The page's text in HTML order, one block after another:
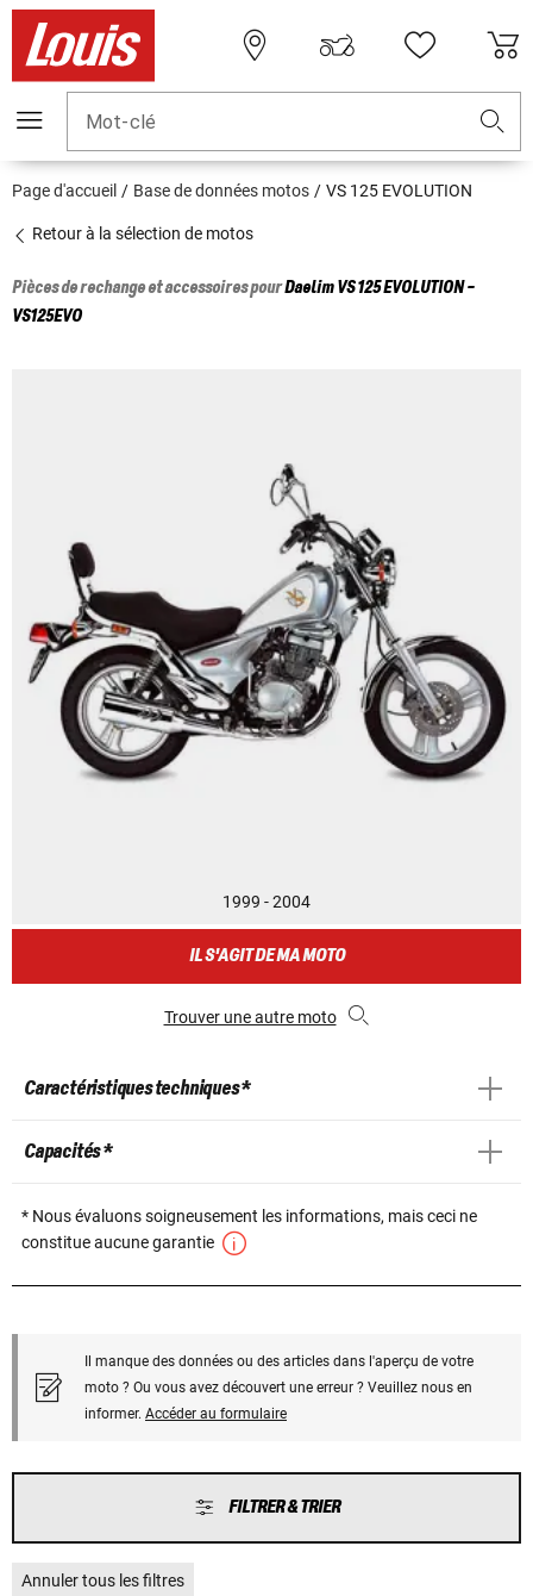
Mot-clé
Page d'accueil Base de données motos VS 125 EVOLUTION
Retour à la sélection de motos
Pièces de rechange et accessoires pourDaelimVS 125 EVOLUTION -
VS125EVO
1999 - 2004
IL S'AGIT DE MA MOTO
Trouver une autre moto
Caractéristiques techniques *
Capacités *
* Nous évaluons soigneusement les informations, mais ceci ne
constitue aucune garantie
Il manque des données ou des articles dans l'aperçu de votre
moto ? Ou vous avez découvert une erreur ? Veuillez nous en
informer. Accéder au formulaire
FILTRER & TRIER
Annuler tous les filtres